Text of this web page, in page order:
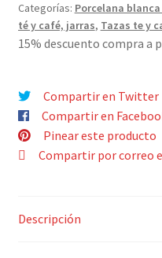
PORCELANA
BLANCA
cantidad
Categorías: Porcelana
té y café, jarras, Tazas te y
15% descuento compra a
Compartir en Twitter
Compartir en
Pinear este producto
Compartir por correo
Descripción